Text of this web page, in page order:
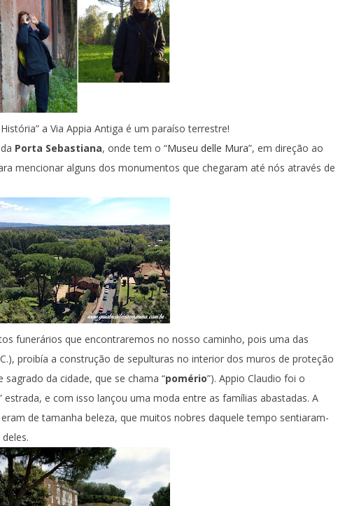
a Via Appia Antiga é um paraíso terrestre!
Porta Sebastiana, onde tem o “Museu delle Mura”, em direção ao
mencionar alguns dos monumentos que chegaram até nós através de
funerários que encontraremos no nosso caminho, pois uma das
proibía a construção de sepulturas no interior dos muros de proteção
da cidade, que se chama “pomério”). Appio Claudio foi o
e com isso lançou uma moda entre as famílias abastadas. A
de tamanha beleza, que muitos nobres daquele tempo sentiaram-